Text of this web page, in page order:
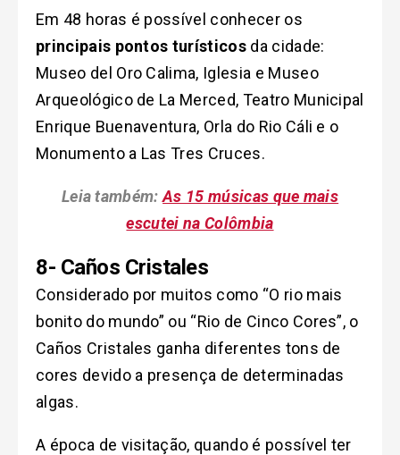
Em 48 horas é possível conhecer os
principais pontos turísticosda cidade:
Museo del Oro Calima, Iglesia e Museo
Arqueológico de La Merced, Teatro Municipal
Enrique Buenaventura, Orla do Rio Cáli e o
Monumento a Las Tres Cruces.
Leia também: As 15 músicas que mais
escutei na Colômbia
8- Caños Cristales
Considerado por muitos como “O rio mais
bonito do mundo” ou “Rio de Cinco Cores”, o
Caños Cristales ganha diferentes tons de
cores devido a presença de determinadas
algas.
A época de visitação, quando é possível ter